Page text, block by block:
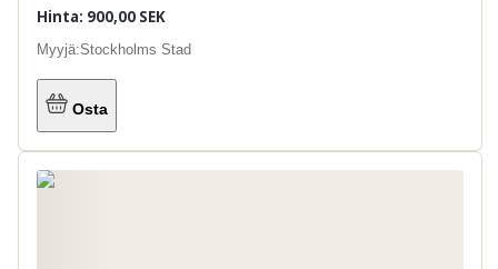
Hinta: 900,00 SEK
Myyjä:Stockholms Stad
Osta